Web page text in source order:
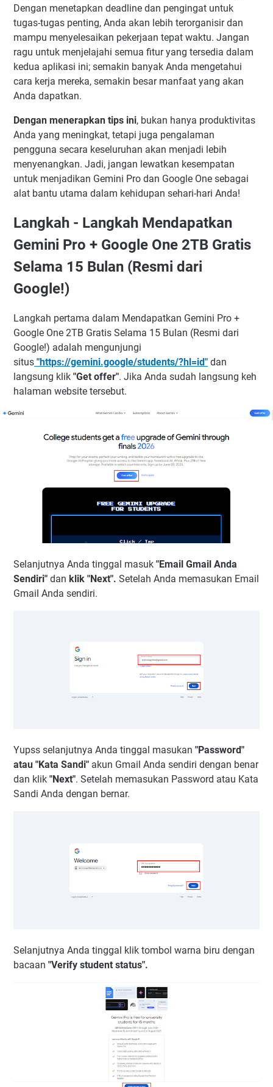
Dengan menetapkan deadline dan pengingat untuk
tugas-tugas penting, Anda akan lebih terorganisir dan
mampu menyelesaikan pekerjaan tepat waktu. Jangan
ragu untuk menjelajahi semua fitur yang tersedia dalam
kedua aplikasi ini; semakin banyak Anda mengetahui
cara kerja mereka, semakin besar manfaat yang akan
Anda dapatkan.
Dengan menerapkan tips ini, bukan hanya produktivitas
Anda yang meningkat, tetapi juga pengalaman
pengguna secara keseluruhan akan menjadi lebih
menyenangkan. Jadi, jangan lewatkan kesempatan
untuk menjadikan Gemini Pro dan Google One sebagai
alat bantu utama dalam kehidupan sehari-hari Anda!
Langkah - Langkah Mendapatkan
Gemini Pro + Google One 2TB Gratis
Selama 15 Bulan (Resmi dari
Google!)
Langkah pertama dalam Mendapatkan Gemini Pro +
Google One 2TB Gratis Selama 15 Bulan (Resmi dari
Google!) adalah mengunjungi
situs "https://gemini.google/students/?hl=id" dan
langsung klik "Get offer". Jika Anda sudah langsung keh
halaman website tersebut.
Selanjutnya Anda tinggal masuk "Email Gmail Anda
Sendiri" dan klik "Next". Setelah Anda memasukan Email
Gmail Anda sendiri.
Yupss selanjutnya Anda tinggal masukan "Password"
atau "Kata Sandi" akun Gmail Anda sendiri dengan benar
dan klik "Next". Setelah memasukan Password atau Kata
Sandi Anda dengan bernar.
Selanjutnya Anda tinggal klik tombol warna biru dengan
bacaan "Verify student status".